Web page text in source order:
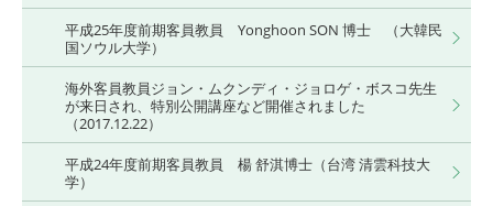
平成25年度前期客員教員 Yonghoon SON 博士 （大韓民
国ソウル大学）
海外客員教員ジョン・ムクンディ・ジョロゲ・ボスコ先生
が来日され、特別公開講座など開催されました
（2017.12.22）
平成24年度前期客員教員 楊 舒淇博士（台湾 清雲科技大
学）